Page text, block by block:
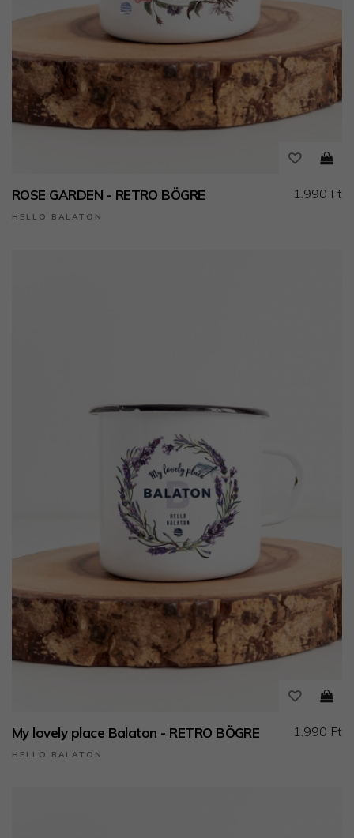
ROSE GARDEN - RETRO BÖGRE
HELLO BALATON
1.990 Ft
My lovely place Balaton - RETRO BÖGRE
HELLO BALATON
1.990 Ft